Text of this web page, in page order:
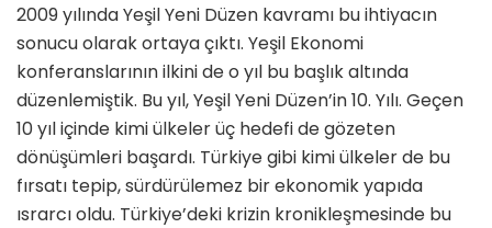
2009 yılında Yeşil Yeni Düzen kavramı bu ihtiyacın
sonucu olarak ortaya çıktı. Yeşil Ekonomi
konferanslarının ilkini de o yıl bu başlık altında
düzenlemiştik. Bu yıl, Yeşil Yeni Düzen’in 10. Yılı. Geçen
10 yıl içinde kimi ülkeler üç hedefi de gözeten
dönüşümleri başardı. Türkiye gibi kimi ülkeler de bu
fırsatı tepip, sürdürülemez bir ekonomik yapıda
ısrarcı oldu. Türkiye’deki krizin kronikleşmesinde bu